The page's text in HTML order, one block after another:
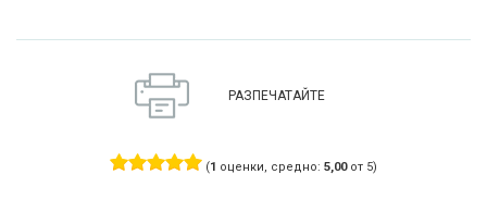
РАЗПЕЧАТАЙТЕ
(1 оценки, средно: 5,00от 5)